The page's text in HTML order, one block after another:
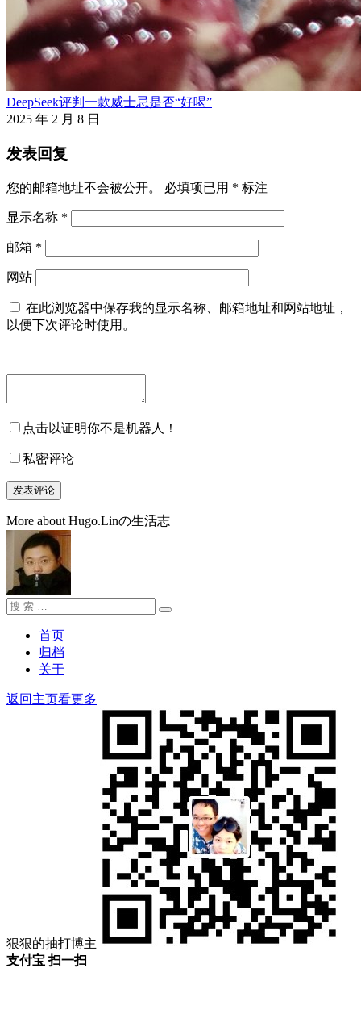
DeepSeek评判一款威士忌是否“好喝”
2025 年 2 月 8 日
发表回复
您的邮箱地址不会被公开。 必填项已用 * 标注
显示名称 *
邮箱 *
网站
在此浏览器中保存我的显示名称、邮箱地址和网站地址，
以便下次评论时使用。
点击以证明你不是机器人！
私密评论
More about Hugo.Linの生活志
搜
搜
首页
归档
关于
返回主页看更多
狠狠的抽打博主
支付宝 扫一扫